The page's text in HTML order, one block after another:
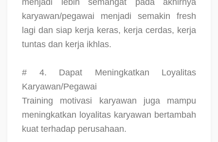
karyawan/pegawai menjadi semakin fresh
lagi dan siap kerja keras, kerja cerdas, kerja
tuntas dan kerja ikhlas.
# 4. Dapat Meningkatkan Loyalitas
Karyawan/Pegawai
Training motivasi karyawan juga mampu
meningkatkan loyalitas karyawan bertambah
kuat terhadap perusahaan.